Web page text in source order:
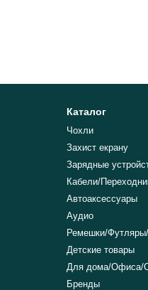
Каталог
Чохли
Захист екрану
Зарядные
Кабели/
Автоаксессуары
Аудио
Ремешки/
Детские товары
Для дома/Офиса/
Бренды